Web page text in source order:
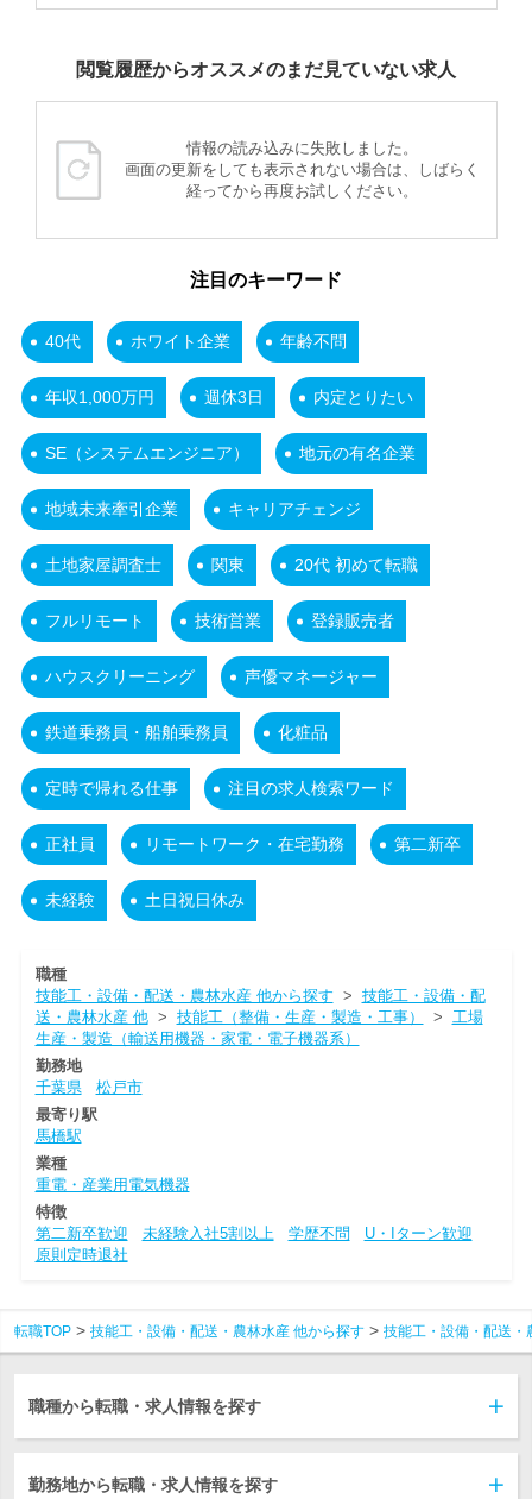
閲覧履歴からオススメのまだ見ていない求人
情報の読み込みに失敗しました。
画面の更新をしても表示されない場合は、しばらく
経ってから再度お試しください。
注目のキーワード
40代 ホワイト企業 年齢不問
年収1,000万円 週休3日 内定とりたい
SE（システムエンジニア） 地元の有名企業
地域未来牽引企業 キャリアチェンジ
土地家屋調査士 関東 20代 初めて転職
フルリモート 技術営業 登録販売者
ハウスクリーニング 声優マネージャー
鉄道乗務員・船舶乗務員 化粧品
定時で帰れる仕事 注目の求人検索ワード
正社員 リモートワーク・在宅勤務 第二新卒
未経験 土日祝日休み
職種
技能工・設備・配送・農林水産 他から探す > 技能工・設備・配
送・農林水産 他> 技能工（整備・生産・製造・工事） > 工場
生産・製造（輸送用機器・家電・電子機器系）
勤務地
千葉県
松戸市
最寄り駅
馬橋駅
業種
重電・産業用電気機器
特徴
第二新卒歓迎
未経験入社5割以上 学歴不問
U・Iターン歓迎
原則定時退社
転職TOP 技能工・設備・配送・農林水産 他から探す 技能工・設備・配送・
職種から転職・求人情報を探す
勤務地から転職・求人情報を探す